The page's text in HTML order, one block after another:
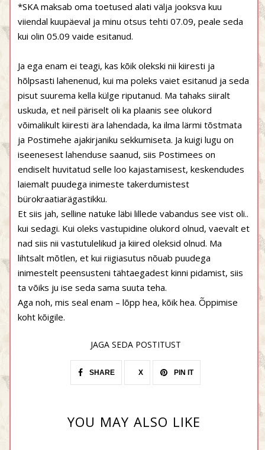
*SKA maksab oma toetused alati välja jooksva kuu
viiendal kuupäeval ja minu otsus tehti 07.09, peale seda
kui olin 05.09 vaide esitanud.
Ja ega enam ei teagi, kas kõik olekski nii kiiresti ja
hõlpsasti lahenenud, kui ma poleks vaiet esitanud ja seda
pisut suurema kella külge riputanud. Ma tahaks siiralt
uskuda, et neil päriselt oli ka plaanis see olukord
võimalikult kiiresti ära lahendada, ka ilma lärmi tõstmata
ja Postimehe ajakirjaniku sekkumiseta. Ja kuigi lugu on
iseenesest lahenduse saanud, siis Postimees on
endiselt huvitatud selle loo kajastamisest, keskendudes
laiemalt puudega inimeste takerdumistest
bürokraatiarägastikku.
Et siis jah, selline natuke läbi lillede vabandus see vist oli..
kui sedagi. Kui oleks vastupidine olukord olnud, vaevalt et
nad siis nii vastutulelikud ja kiired oleksid olnud. Ma
lihtsalt mõtlen, et kui riigiasutus nõuab puudega
inimestelt peensusteni tähtaegadest kinni pidamist, siis
ta võiks ju ise seda sama suuta teha.
Aga noh, mis seal enam – lõpp hea, kõik hea. Õppimise
koht kõigile.
JAGA SEDA POSTITUST
SHARE X PIN IT
YOU MAY ALSO LIKE